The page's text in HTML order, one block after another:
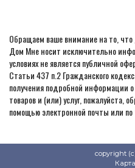
Обращаем ваше внимание на то,
Дом Мне носит исключительно
условиях не является публичной
Статьи 437 п.2 Гражданского
получения подробной информации
товаров и (или) услуг, пожалуйста,
помощью электронной почты или
copyright